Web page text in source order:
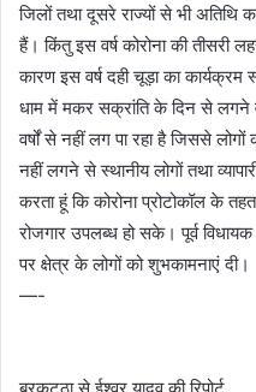
जिलों तथा दूसरे राज्यों से भी अतिथि
हैं। किंतु इस वर्ष कोरोना की तीसरी
कारण इस वर्ष दही चूड़ा का कार्यक्रम
धाम में मकर सक्रांति के दिन से लगने
वर्षों से नहीं लग पा रहा है जिससे
नहीं लगने से स्थानीय लोगों तथा
करता हूं कि कोरोना प्रोटोकॉल के
रोजगार उपलब्ध हो सके। पूर्व
पर क्षेत्र के लोगों को शुभकामनाएं दी।
—-